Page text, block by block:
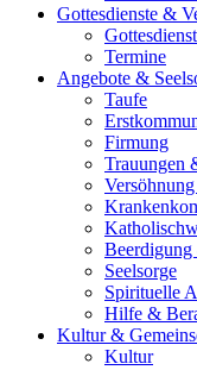
Gottesdienste &
Termine
Angebote &
Taufe
Firmung
Trauungen
Seelsorge
Spirituelle
Hilfe &
Kultur &
Kultur